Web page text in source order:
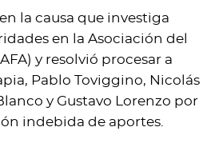
la causa que investiga
en la Asociación del
y resolvió procesar a
Pablo Toviggino, Nicolás
y Gustavo Lorenzo por
indebida de aportes.